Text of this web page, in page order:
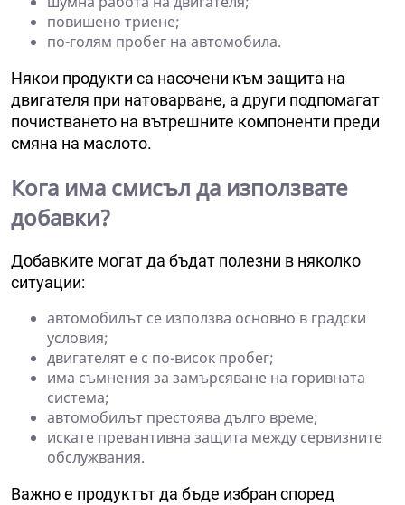
повишено триене;
по-голям пробег на автомобила.
Някои продукти са насочени към защита на
двигателя при натоварване, а други подпомагат
почистването на вътрешните компоненти преди
смяна на маслото.
Кога има смисъл да използвате
добавки?
Добавките могат да бъдат полезни в няколко
ситуации:
автомобилът се използва основно в градски
условия;
двигателят е с по-висок пробег;
има съмнения за замърсяване на горивната
система;
автомобилът престоява дълго време;
искате превантивна защита между сервизните
обслужвания.
Важно е продуктът да бъде избран според